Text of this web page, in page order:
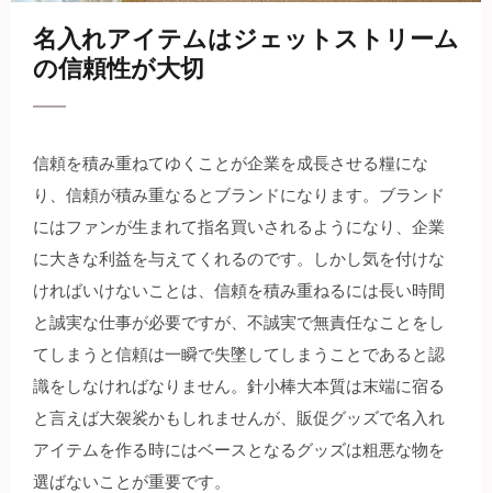
名入れアイテムはジェットストリーム
の信頼性が大切
信頼を積み重ねてゆくことが企業を成長させる糧にな
り、信頼が積み重なるとブランドになります。 ブランド
にはファンが生まれて指名買いされるようになり、企業
に大きな利益を与えてくれるのです。しかし気を付けな
ければいけないことは、信頼を積み重ねるには長い時間
と誠実な仕事が必要ですが、不誠実で無責任なことをし
てしまうと信頼は一瞬で失墜してしまうことであると認
識をしなければなりません。針小棒大本質は末端に宿る
と言えば大袈裟かもしれませんが、販促グッズで名入れ
アイテムを作る時にはベースとなるグッズは粗悪な物を
選ばないことが重要です。